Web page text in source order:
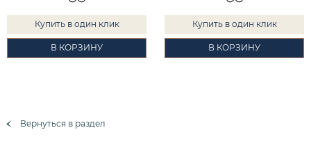
Купить в один клик
В КОРЗИНУ
Купить в один клик
В КОРЗИНУ
Вернуться в раздел